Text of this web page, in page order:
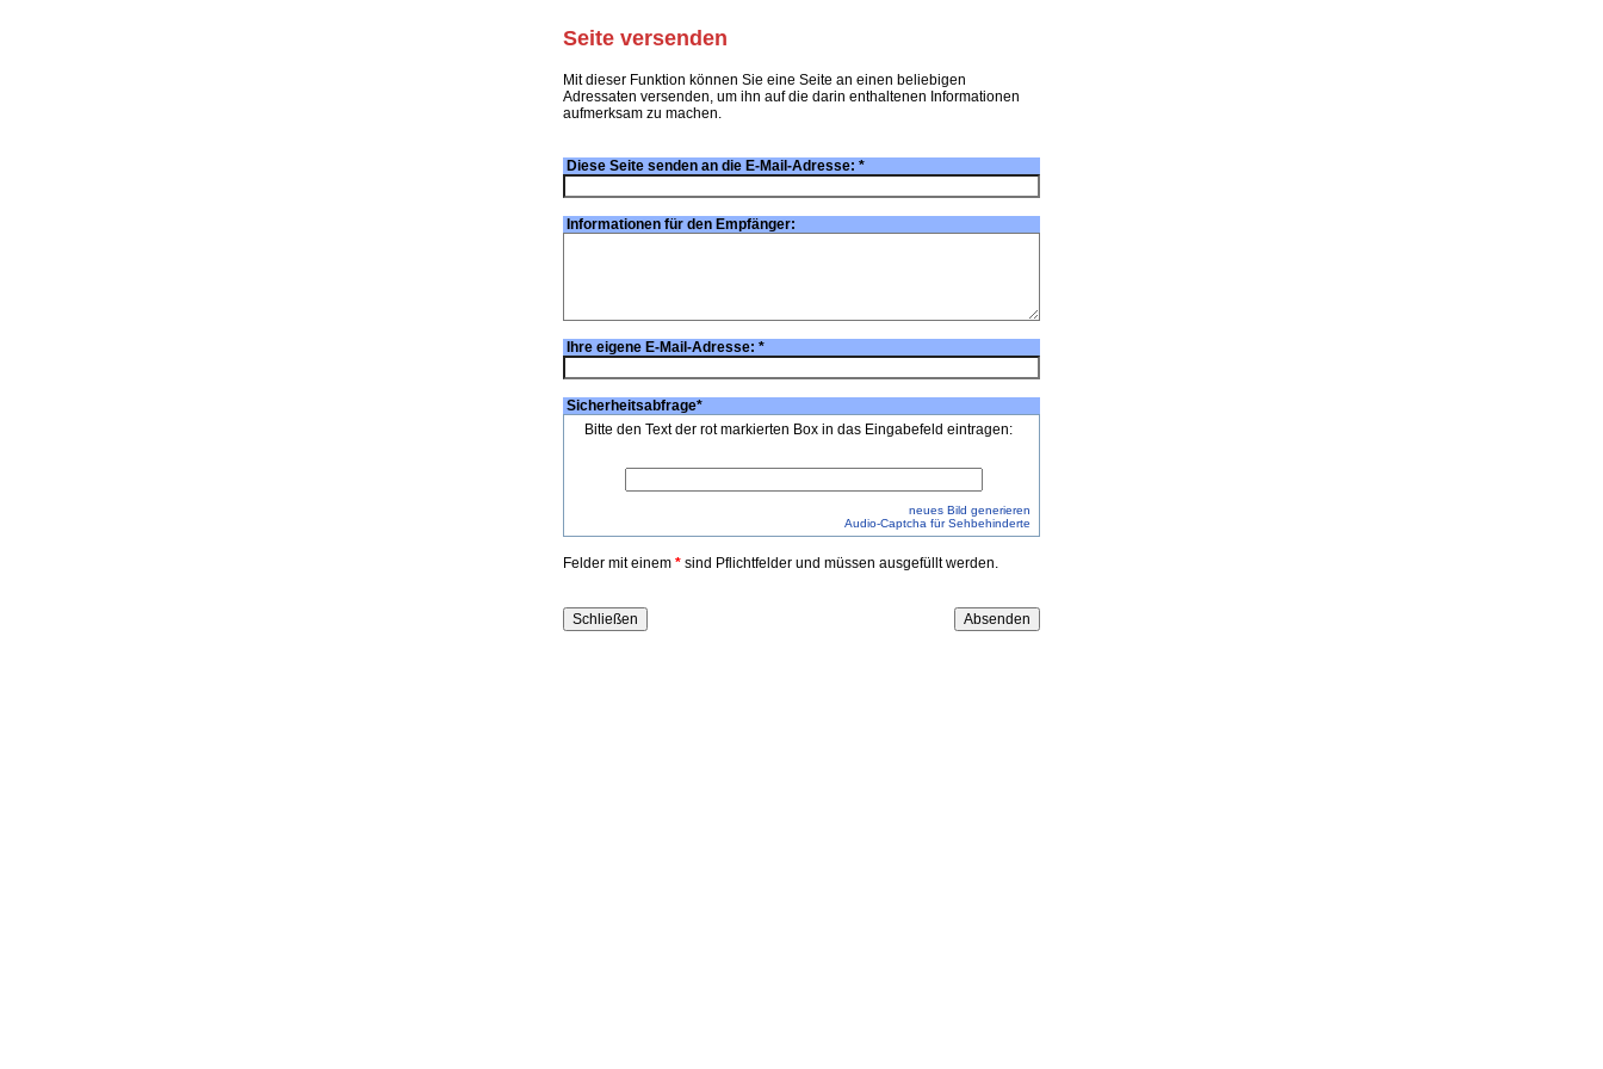
Seite versenden
Mit dieser Funktion können Sie eine Seite an einen beliebigen
Adressaten versenden, um ihn auf die darin enthaltenen Informationen
aufmerksam zu machen.
Diese Seite senden an die E-Mail-Adresse: *
Informationen für den Empfänger:
Ihre eigene E-Mail-Adresse: *
Sicherheitsabfrage*
Bitte den Text der rot markierten Box in das Eingabefeld eintragen:
neues Bild generieren
Audio-Captcha für Sehbehinderte
Felder mit einem * sind Pflichtfelder und müssen ausgefüllt werden.